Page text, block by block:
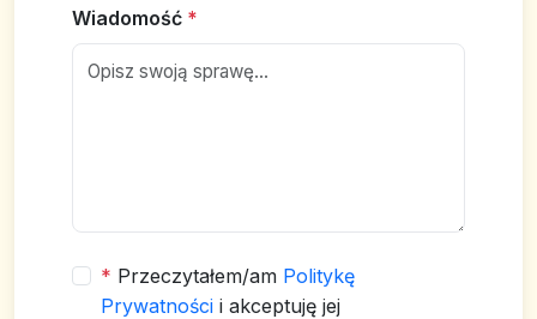
Wiadomość *
* Przeczytałem/am Politykę
Prywatności i akceptuję jej